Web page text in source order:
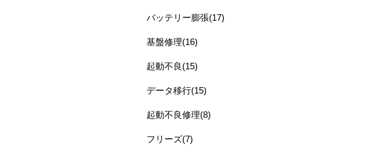
バッテリー膨張(17)
基盤修理(16)
起動不良(15)
データ移行(15)
起動不良修理(8)
フリーズ(7)